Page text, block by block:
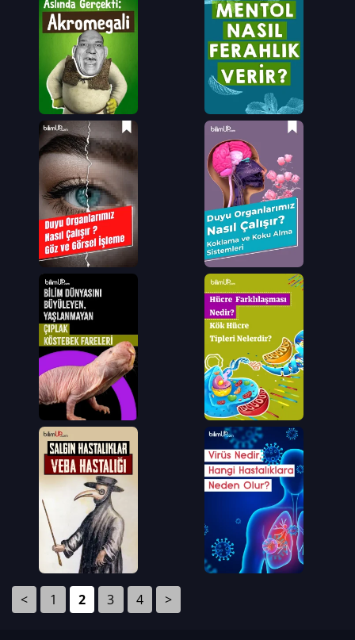
< 1 2 3 4 >